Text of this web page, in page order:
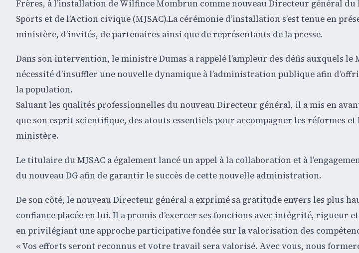
Frères, à l’installation de Wilfince Mombrun comme nouveau Directeur général du
Sports et de l’Action civique (MJSAC).La cérémonie d’installation s’est tenue en
ministère, d’invités, de partenaires ainsi que de représentants de la presse.
Dans son intervention, le ministre Dumas a rappelé l’ampleur des défis auxquels le
nécessité d’insuffler une nouvelle dynamique à l’administration publique afin
la population.
Saluant les qualités professionnelles du nouveau Directeur général, il a mis en
que son esprit scientifique, des atouts essentiels pour accompagner les réformes
ministère.
Le titulaire du MJSAC a également lancé un appel à la collaboration et à
du nouveau DG afin de garantir le succès de cette nouvelle administration.
De son côté, le nouveau Directeur général a exprimé sa gratitude envers les plus
confiance placée en lui. Il a promis d’exercer ses fonctions avec intégrité, rigueur
en privilégiant une approche participative fondée sur la valorisation des
« Vos efforts seront reconnus et votre travail sera valorisé. Avec vous, nous